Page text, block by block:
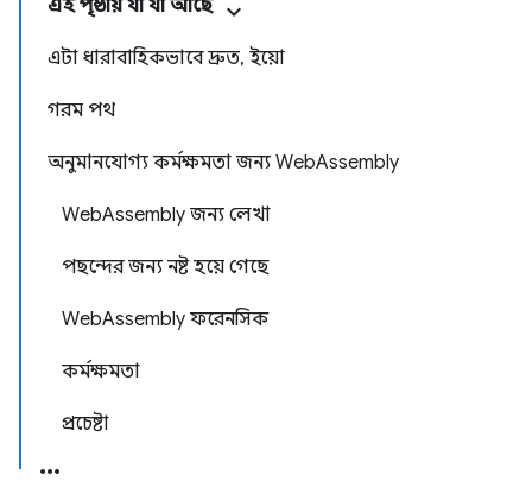
এই পৃষ্ঠায় যা যা আছে
এটা ধারাবাহিকভাবে দ্রুত, ইয়ো
গরম পথ
অনুমানযোগ্য কর্মক্ষমতা জন্য WebAssembly
WebAssembly জন্য লেখা
পছন্দের জন্য নষ্ট হয়ে গেছে
WebAssembly ফরেনসিক
কর্মক্ষমতা
প্রচেষ্টা